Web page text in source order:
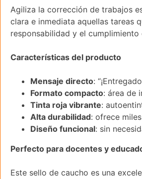
Agiliza la corrección de trabajos
clara e inmediata aquellas tareas
responsabilidad y el
Características del producto
Mensaje directo:
Formato compacto: área de
Tinta roja vibrante:
Alta durabilidad: ofrece
Diseño funcional: sin
Perfecto para docentes y
Este sello de caucho es una